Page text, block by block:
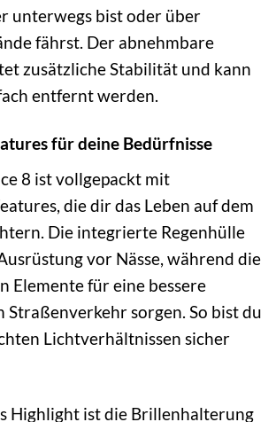
unterwegs bist oder über
fährst. Der abnehmbare
zusätzliche Stabilität und kann
entfernt werden.
für deine Bedürfnisse
8 ist vollgepackt mit
die dir das Leben auf dem
Die integrierte Regenhülle
vor Nässe, während die
Elemente für eine bessere
Straßenverkehr sorgen. So bist du
Lichtverhältnissen sicher
Highlight ist die Brillenhalterung